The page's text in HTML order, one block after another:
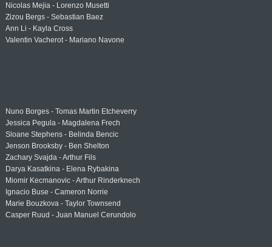
Nicolas Mejia - Lorenzo Musetti
Zizou Bergs - Sebastian Baez
Ann Li - Kayla Cross
Valentin Vacherot - Mariano Navone
Nuno Borges - Tomas Martin Etcheverry
Jessica Pegula - Magdalena Frech
Sloane Stephens - Belinda Bencic
Jenson Brooksby - Ben Shelton
Zachary Svajda - Arthur Fils
Darya Kasatkina - Elena Rybakina
Miomir Kecmanovic - Arthur Rinderknech
Ignacio Buse - Cameron Norrie
Marie Bouzkova - Taylor Townsend
Casper Ruud - Juan Manuel Cerundolo